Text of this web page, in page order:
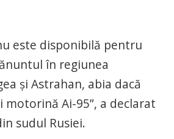
este disponibilă pentru
în regiunea
și Astrahan, abia dacă
motorină Ai-95”, a declarat
sudul Rusiei.